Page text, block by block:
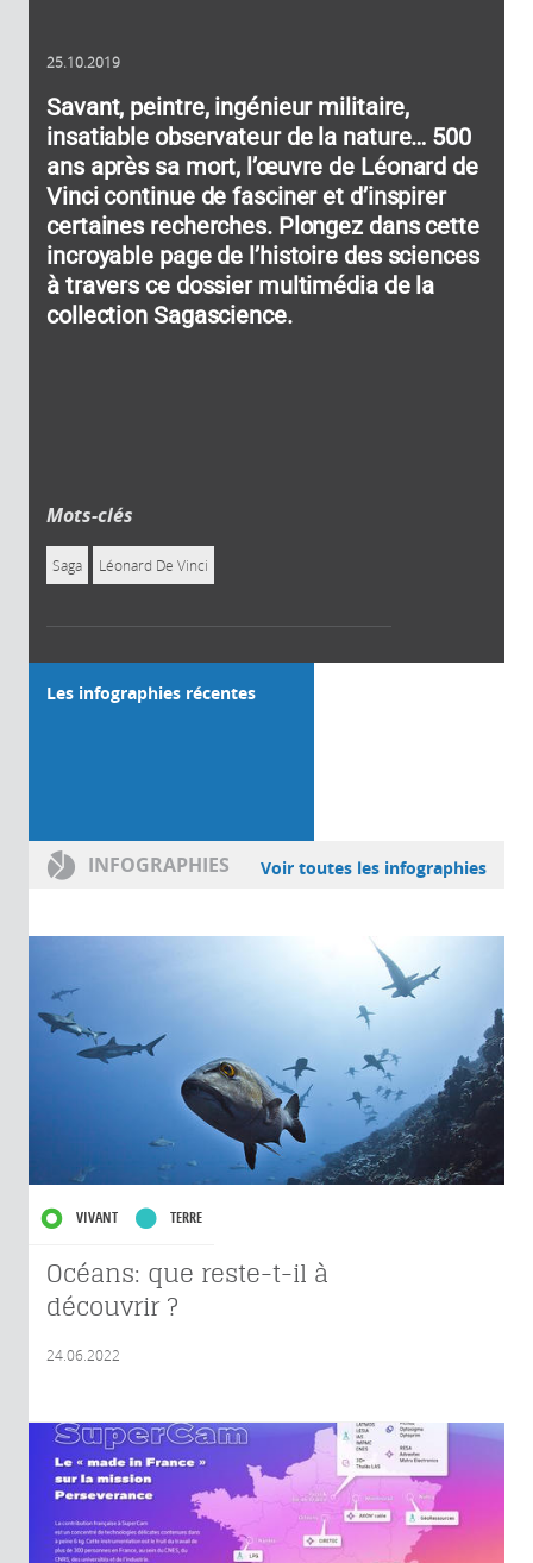
25.10.2019
Savant, peintre, ingénieur militaire,
insatiable observateur de la nature… 500
ans après sa mort, l’œuvre de Léonard de
Vinci continue de fasciner et d’inspirer
certaines recherches. Plongez dans cette
incroyable page de l’histoire des sciences
à travers ce dossier multimédia de la
collection Sagascience.
Mots-clés
Saga Léonard De Vinci
Les infographies récentes
INFOGRAPHIES Voir toutes les infographies
VIVANT TERRE
Océans: que reste-t-il à
découvrir ?
24.06.2022